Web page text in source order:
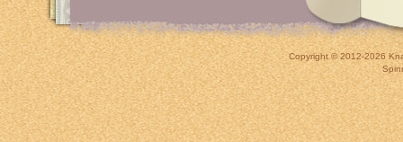
Copyright © 2012-2026